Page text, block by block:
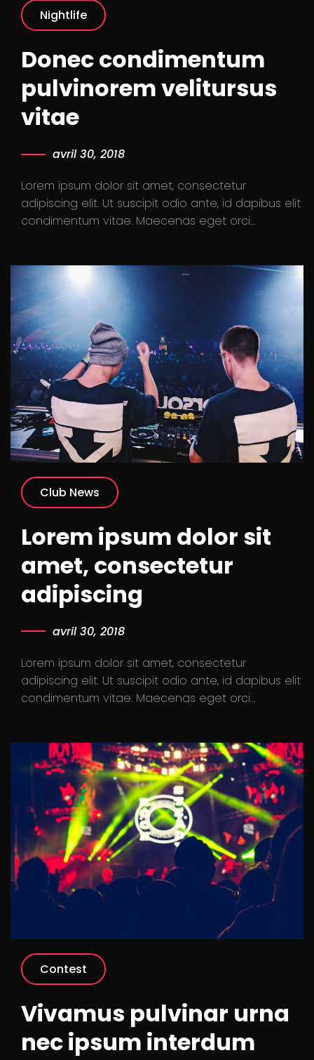
Nightlife
Donec condimentum
pulvinorem velitursus
vitae
avril 30, 2018
Lorem ipsum dolor sit amet, consectetur
adipiscing elit. Ut suscipit odio ante, id dapibus elit
condimentum vitae. Maecenas eget orci…
Club News
Lorem ipsum dolor sit
amet, consectetur
adipiscing
avril 30, 2018
Lorem ipsum dolor sit amet, consectetur
adipiscing elit. Ut suscipit odio ante, id dapibus elit
condimentum vitae. Maecenas eget orci…
Contest
Vivamus pulvinar urna
nec ipsum interdum